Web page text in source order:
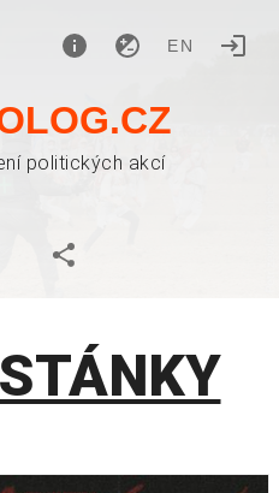
EN
politických akcí